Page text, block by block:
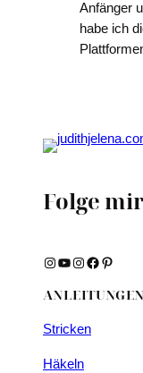
Anfänger
habe ich
Folge
Instagram YouTube Instagram Facebook Pinterest
ANLEITUNGEN
Stricken
Häkeln